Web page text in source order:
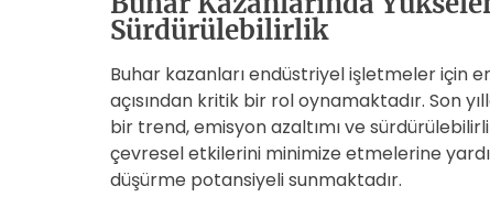
Sürdürülebilirlik
Buhar kazanları endüstriyel işletmeler için
açısından kritik bir rol oynamaktadır. Son
bir trend, emisyon azaltımı ve
çevresel etkilerini minimize etmelerine
düşürme potansiyeli sunmaktadır.